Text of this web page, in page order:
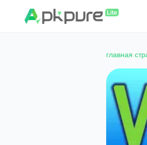
главная